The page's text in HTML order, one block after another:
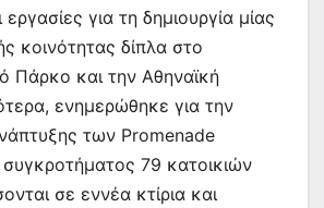
για τη δημιουργία μίας
κοινότητας δίπλα στο
Πάρκο και την Αθηναϊκή
ενημερώθηκε για την
των Promenade
79 κατοικιών
σε εννέα κτίρια και